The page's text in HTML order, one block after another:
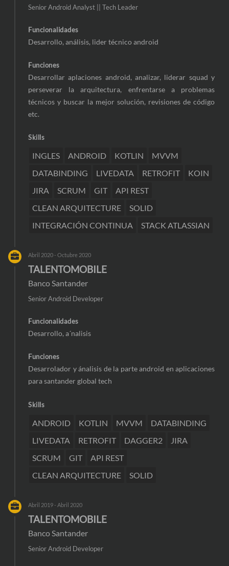
Senior Android Analyst || Tech Leader
Funcionalidades
Desarrollo, análisis, lider técnico android
Funciones
Desarrollar aplaciones android, analizar, liderar squad y
perseverar la arquitectura, enfrentarse a problemas
técnicos y buscar la mejor solución, revisiones de código
etc.
Skills
INGLES ANDROID KOTLIN
MVVM
DATABINDING
LIVEDATA RETROFIT
KOIN
JIRA
SCRUM GIT
API REST
CLEAN ARQUITECTURE
SOLID
INTEGRACIÓN CONTINUA
STACK ATLASSIAN
Abril 2020 - Octubre 2020
TALENTOMOBILE
Banco Santander
Senior Android Developer
Funcionalidades
Desarrollo, a´nalisis
Funciones
Desarrolador y ánalisis de la parte android en aplicaciones
para santander global tech
Skills
ANDROID KOTLIN MVVM
DATABINDING
LIVEDATA
RETROFIT DAGGER2
JIRA
SCRUM
GIT
API REST
CLEAN ARQUITECTURE
SOLID
Abril 2019 - Abril 2020
TALENTOMOBILE
Banco Santander
Senior Android Developer